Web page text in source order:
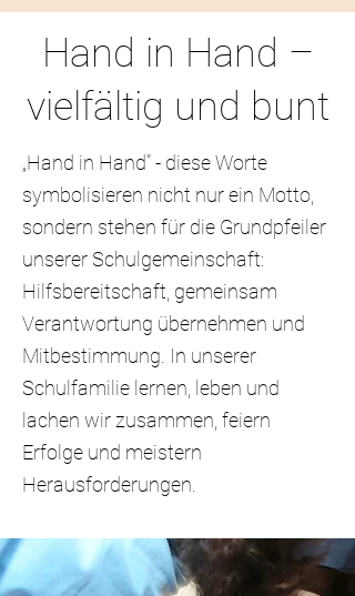
Hand in Hand –
vielfältig und bunt
„Hand in Hand“ - diese Worte
symbolisieren nicht nur ein Motto,
sondern stehen für die Grundpfeiler
unserer Schulgemeinschaft:
Hilfsbereitschaft, gemeinsam
Verantwortung übernehmen und
Mitbestimmung. In unserer
Schulfamilie lernen, leben und
lachen wir zusammen, feiern
Erfolge und meistern
Herausforderungen.